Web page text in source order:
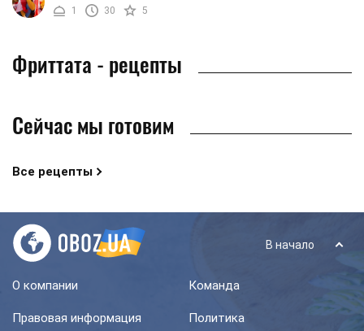
1
30 5
Фриттата - рецепты
Сейчас мы готовим
Все рецепты
В начало
О компании Команда
Правовая информация
Политика